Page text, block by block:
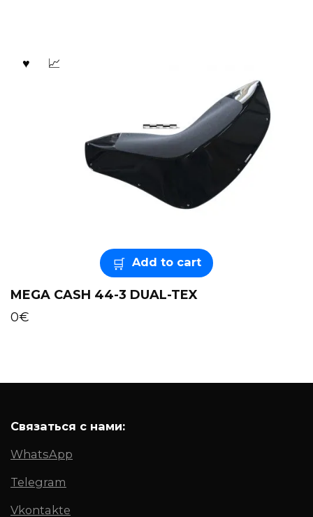
Add to cart
MEGA CASH 44-3 DUAL-TEX
0€
Связаться с нами:
WhatsApp
Telegram
Vkontakte